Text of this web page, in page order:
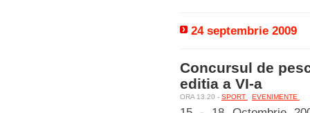
24 septembrie 2009
Concursul de
editia a VI-a
ORA 13.20 - SPORT EVENIMENTE